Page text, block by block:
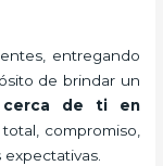
entregando
de brindar un
cerca de ti en
compromiso,